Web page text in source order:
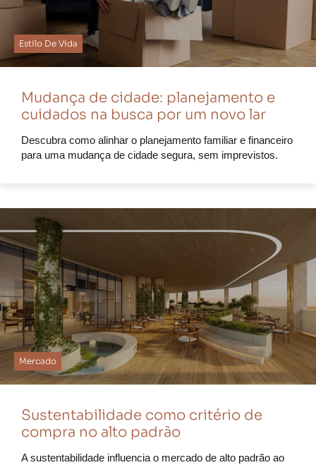
Estilo De Vida
Mudança de cidade: planejamento e
cuidados na busca por um novo lar
Descubra como alinhar o planejamento familiar e financeiro
para uma mudança de cidade segura, sem imprevistos.
Mercado
Sustentabilidade como critério de
compra no alto padrão
A sustentabilidade influencia o mercado de alto padrão ao